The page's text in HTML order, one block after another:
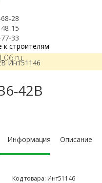
28
15
33
строителям
Инт51146
42В
Информация Описание
Код товара: Инт51146